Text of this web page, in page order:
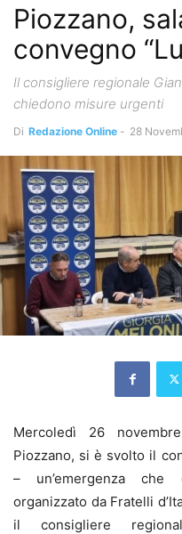
Piozzano,
convegno
Il consigliere regionale
chiedono misure urgenti
Di Redazione Online - 28
Mercoledì 26
Piozzano, si è svolto il
– un’emergenza che
organizzato da Fratelli
il consigliere